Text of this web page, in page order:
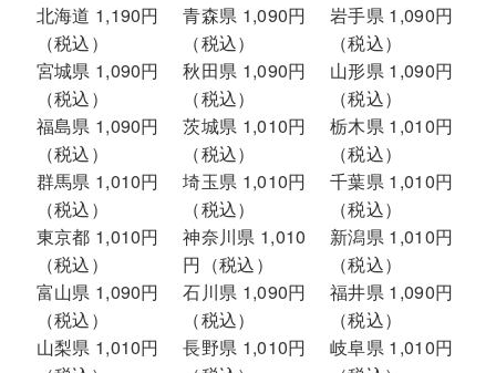
北海道 1,190円
（税込）
青森県 1,090円
（税込）
岩手県 1,090円
（税込）
宮城県 1,090円
（税込）
秋田県 1,090円
（税込）
山形県 1,090円
（税込）
福島県 1,090円
（税込）
茨城県 1,010円
（税込）
栃木県 1,010円
（税込）
群馬県 1,010円
（税込）
埼玉県 1,010円
（税込）
千葉県 1,010円
（税込）
東京都 1,010円
（税込）
神奈川県 1,010
円（税込）
新潟県 1,010円
（税込）
富山県 1,090円
（税込）
石川県 1,090円
（税込）
福井県 1,090円
（税込）
山梨県 1,010円
長野県 1,010円
岐阜県 1,010円